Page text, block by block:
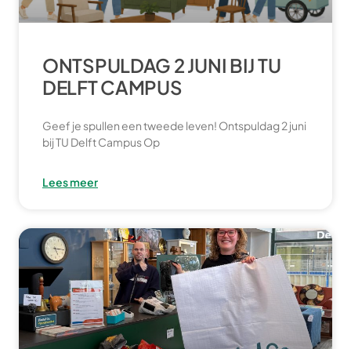
ONTSPULDAG 2 JUNI BIJ TU
DELFT CAMPUS
Geef je spullen een tweede leven! Ontspuldag 2 juni
bij TU Delft Campus Op
Lees meer